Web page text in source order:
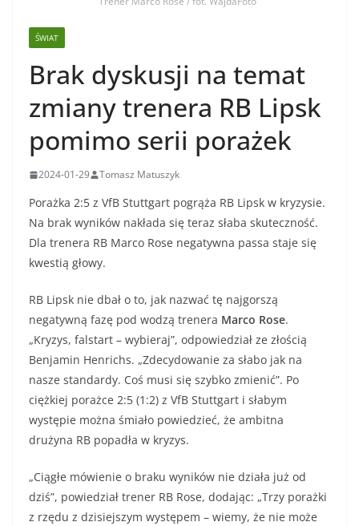
ŚWIAT
Brak dyskusji na temat
zmiany trenera RB Lipsk
pomimo serii porażek
2024-01-29 Tomasz Matuszyk
Porażka 2:5 z VfB Stuttgart pogrąża RB Lipsk w kryzysie.
Na brak wyników nakłada się teraz słaba skuteczność.
Dla trenera RB Marco Rose negatywna passa staje się
kwestią głowy.
RB Lipsk nie dbał o to, jak nazwać tę najgorszą
negatywną fazę pod wodzą trenera Marco Rose.
„Kryzys, falstart – wybieraj”, odpowiedział ze złością
Benjamin Henrichs. „Zdecydowanie za słabo jak na
nasze standardy. Coś musi się szybko zmienić”. Po
ciężkiej porażce 2:5 (1:2) z VfB Stuttgart i słabym
występie można śmiało powiedzieć, że ambitna
drużyna RB popadła w kryzys.
„Ciągłe mówienie o braku wyników nie działa już od
dziś”, powiedział trener RB Rose, dodając: „Trzy porażki
z rzędu z dzisiejszym występem – wiemy, że nie może